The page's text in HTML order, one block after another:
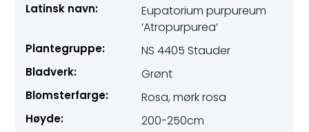
Latinsk navn:
Eupatorium purpureum
‘Atropurpurea’
Plantegruppe: NS 4405 Stauder
Bladverk: Grønt
Blomsterfarge: Rosa, mørk rosa
Høyde: 200-250cm